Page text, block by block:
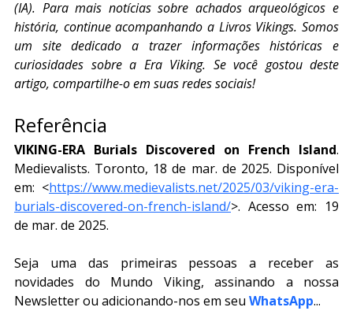
(IA). Para mais notícias sobre achados arqueológicos e
história, continue acompanhando a Livros Vikings. Somos
um site dedicado a trazer informações históricas e
curiosidades sobre a Era Viking. Se você gostou deste
artigo, compartilhe-o em suas redes sociais!
Referência
VIKING-ERA Burials Discovered on French Island.
Medievalists. Toronto, 18 de mar. de 2025. Disponível
em: <https://www.medievalists.net/2025/03/viking-era-
burials-discovered-on-french-island/>. Acesso em: 19
de mar. de 2025.
Seja uma das primeiras pessoas a receber as
novidades do Mundo Viking, assinando a nossa
Newsletter ou adicionando-nos em seu WhatsApp...